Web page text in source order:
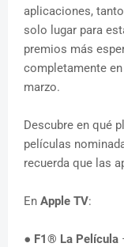
aplicaciones,
solo lugar para
premios más
completamente
marzo.
Descubre en qué
películas
recuerda que las
En Apple TV:
● F1® La Película